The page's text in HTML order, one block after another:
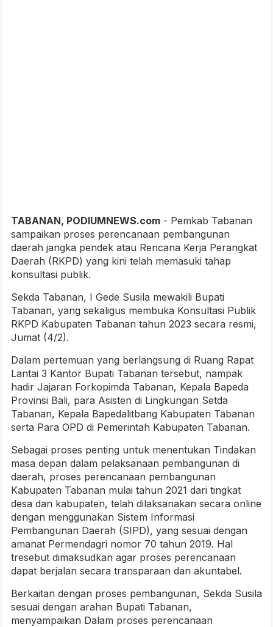
TABANAN, PODIUMNEWS.com - Pemkab Tabanan
sampaikan proses perencanaan pembangunan
daerah jangka pendek atau Rencana Kerja Perangkat
Daerah (RKPD) yang kini telah memasuki tahap
konsultasi publik.
Sekda Tabanan, I Gede Susila mewakili Bupati
Tabanan, yang sekaligus membuka Konsultasi Publik
RKPD Kabupaten Tabanan tahun 2023 secara resmi,
Jumat (4/2).
Dalam pertemuan yang berlangsung di Ruang Rapat
Lantai 3 Kantor Bupati Tabanan tersebut, nampak
hadir Jajaran Forkopimda Tabanan, Kepala Bapeda
Provinsi Bali, para Asisten di Lingkungan Setda
Tabanan, Kepala Bapedalitbang Kabupaten Tabanan
serta Para OPD di Pemerintah Kabupaten Tabanan.
Sebagai proses penting untuk menentukan Tindakan
masa depan dalam pelaksanaan pembangunan di
daerah, proses perencanaan pembangunan
Kabupaten Tabanan mulai tahun 2021 dari tingkat
desa dan kabupaten, telah dilaksanakan secara online
dengan menggunakan Sistem Informasi
Pembangunan Daerah (SIPD), yang sesuai dengan
amanat Permendagri nomor 70 tahun 2019. Hal
tresebut dimaksudkan agar proses perencanaan
dapat berjalan secara transparaan dan akuntabel.
Berkaitan dengan proses pembangunan, Sekda Susila
sesuai dengan arahan Bupati Tabanan,
menyampaikan Dalam proses perencanaan